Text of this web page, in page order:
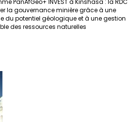
PanAfGeo+ INVEST à Kinshasa : la RDC
la gouvernance minière grâce à une
du potentiel géologique et à une gestion
des ressources naturelles